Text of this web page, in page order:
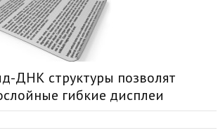
ДНК структуры позволят
гибкие дисплеи